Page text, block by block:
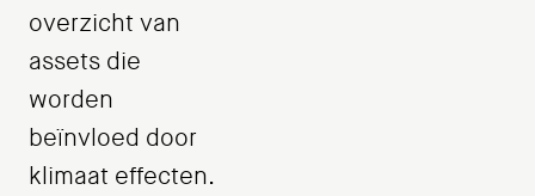
overzicht van
assets die
worden
beïnvloed door
klimaat effecten.